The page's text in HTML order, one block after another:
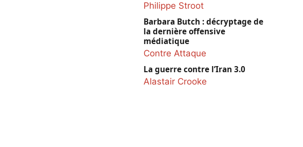
Philippe Stroot
Barbara Butch : décryptage de
la dernière offensive
médiatique
Contre Attaque
La guerre contre l’Iran 3.0
Alastair Crooke